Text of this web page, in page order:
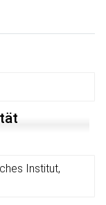
mit Eltern
Stadt
Kreis:
e.V.
Institut,